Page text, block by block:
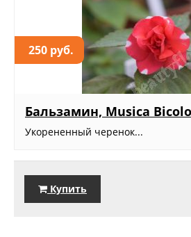
250 руб.
Бальзамин, Musica
Укорененный черенок...
Купить